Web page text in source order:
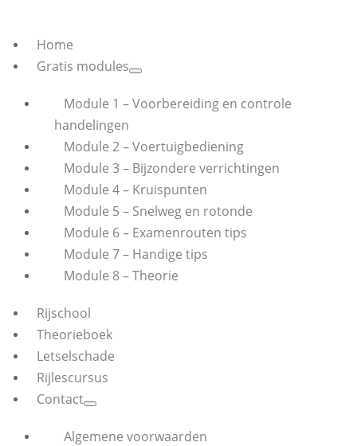
Home
Gratis modules
Module 1 – Voorbereiding en controle
handelingen
Module 2 – Voertuigbediening
Module 3 – Bijzondere verrichtingen
Module 4 – Kruispunten
Module 5 – Snelweg en rotonde
Module 6 – Examenrouten tips
Module 7 – Handige tips
Module 8 – Theorie
Rijschool
Theorieboek
Letselschade
Rijlescursus
Contact
Algemene voorwaarden